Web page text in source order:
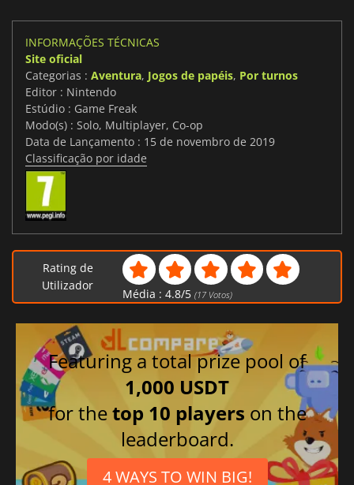
INFORMAÇÕES TÉCNICAS
Site oficial
Categorias : Aventura, Jogos de papéis, Por turnos
Editor : Nintendo
Estúdio : Game Freak
Modo(s) : Solo, Multiplayer, Co-op
Data de Lançamento : 15 de novembro de 2019
Classificação por idade
Rating de
Utilizador
Média : 4.8/5 (17Votos)
Featuring a total prize pool of
1,000 USDT
for thetop 10 players on the
leaderboard.
4 WAYS TO WIN BIG!